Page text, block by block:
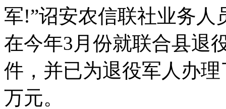
军!”诏安农信联社业务
在今年3月份就联合县退
件，并已为退役军人办
万元。